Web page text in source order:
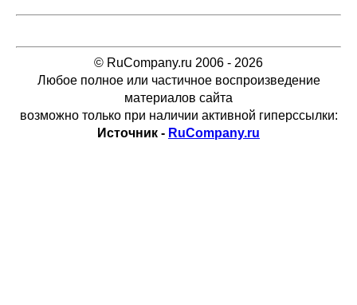
© RuCompany.ru 2006 - 2026
Любое полное или частичное воспроизведение
материалов сайта
возможно только при наличии активной гиперссылки:
Источник - RuCompany.ru